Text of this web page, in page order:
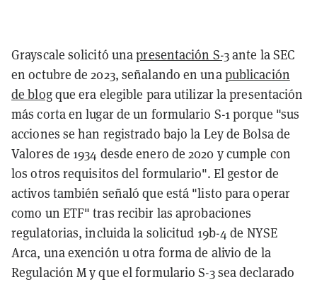
Grayscale solicitó unapresentación S-3ante la SEC
en octubre de 2023, señalando en unapublicación
de blogque era elegible para utilizar la presentación
más corta en lugar de un formulario S-1 porque "sus
acciones se han registrado bajo la Ley de Bolsa de
Valores de 1934 desde enero de 2020 y cumple con
los otros requisitos del formulario". El gestor de
activos también señaló que está "listo para operar
como un ETF" tras recibir las aprobaciones
regulatorias, incluida la solicitud 19b-4 de NYSE
Arca, una exención u otra forma de alivio de la
Regulación M y que el formulario S-3 sea declarado